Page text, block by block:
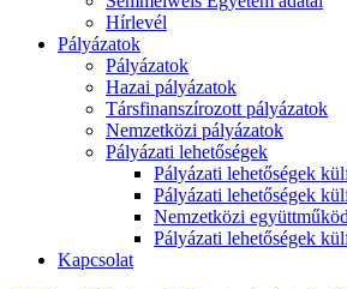
Hírlevél
Pályázatok
Pályázatok
Hazai pályázatok
Társfinanszírozott pályázatok
Nemzetközi pályázatok
Pályázati lehetőségek
Pályázati lehetőségek
Pályázati lehetőségek
Nemzetközi
Pályázati lehetőségek
Kapcsolat